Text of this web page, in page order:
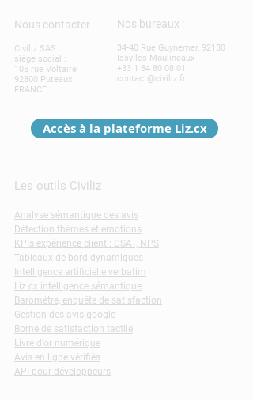
Nous contacter
Civiliz SAS
siège social :
105 rue Voltaire
92800 Puteaux
FRANCE
Nos bureaux :
34-40 Rue Guynemer, 92130
Issy-les-Moulineaux
+33 1 84 80 08 01
contact@civiliz.fr
Accès à la plateforme Liz.cx
Les outils Civiliz
Analyse sémantique des avis
Détection thèmes et émotions
KPIs expérience client : CSAT, NPS
Tableaux de bord dynamiques
Intelligence artificielle verbatim
Liz.cx intelligence sémantique
Baromètre, enquête de satisfaction
Gestion des avis google
Borne de satisfaction tactile
Livre d'or numérique
Avis en ligne vérifiés
API pour développeurs